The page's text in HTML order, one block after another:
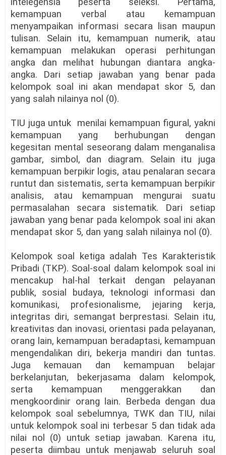
kemampuan verbal atau kemampuan
menyampaikan informasi secara lisan maupun
tulisan. Selain itu, kemampuan numerik, atau
kemampuan melakukan operasi perhitungan
angka dan melihat hubungan diantara angka-
angka. Dari setiap jawaban yang benar pada
kelompok soal ini akan mendapat skor 5, dan
yang salah nilainya nol (0).
TIU juga untuk menilai kemampuan figural, yakni
kemampuan yang berhubungan dengan
kegesitan mental seseorang dalam menganalisa
gambar, simbol, dan diagram. Selain itu juga
kemampuan berpikir logis, atau penalaran secara
runtut dan sistematis, serta kemampuan berpikir
analisis, atau kemampuan mengurai suatu
permasalahan secara sistematik. Dari setiap
jawaban yang benar pada kelompok soal ini akan
mendapat skor 5, dan yang salah nilainya nol (0).
Kelompok soal ketiga adalah Tes Karakteristik
Pribadi (TKP). Soal-soal dalam kelompok soal ini
mencakup hal-hal terkait dengan pelayanan
publik, sosial budaya, teknologi informasi dan
komunikasi, profesionalisme, jejaring kerja,
integritas diri, semangat berprestasi. Selain itu,
kreativitas dan inovasi, orientasi pada pelayanan,
orang lain, kemampuan beradaptasi, kemampuan
mengendalikan diri, bekerja mandiri dan tuntas.
Juga kemauan dan kemampuan belajar
berkelanjutan, bekerjasama dalam kelompok,
serta kemampuan menggerakkan dan
mengkoordinir orang lain. Berbeda dengan dua
kelompok soal sebelumnya, TWK dan TIU, nilai
untuk kelompok soal ini terbesar 5 dan tidak ada
nilai nol (0) untuk setiap jawaban. Karena itu,
peserta diimbau untuk menjawab seluruh soal